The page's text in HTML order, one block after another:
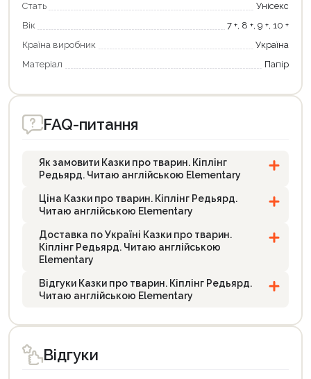
Стать
Унісекс
Вік
7 +, 8 +, 9 +, 10 +
Країна виробник
Україна
Матеріал
Папір
FAQ-питання
Як замовити Казки про тварин. Кіплінг
Редьярд. Читаю англійською Elementary
Ціна Казки про тварин. Кіплінг Редьярд.
Читаю англійською Elementary
Доставка по Україні Казки про тварин.
Кіплінг Редьярд. Читаю англійською
Elementary
Відгуки Казки про тварин. Кіплінг Редьярд.
Читаю англійською Elementary
Відгуки